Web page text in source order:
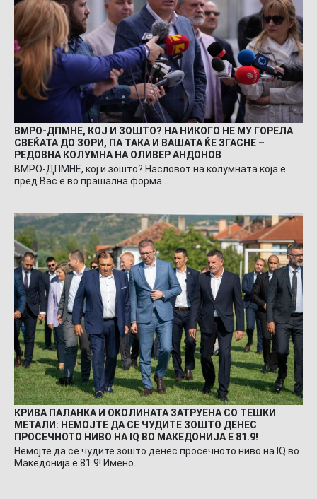
ВМРО-ДПМНЕ, КОЈ И ЗОШТО? НА НИКОГО НЕ МУ ГОРЕЛА
СВЕЌАТА ДО ЗОРИ, ПА ТАКА И ВАШАТА ЌЕ ЗГАСНЕ –
РЕДОВНА КОЛУМНА НА ОЛИВЕР АНДОНОВ
ВМРО-ДПМНЕ, кој и зошто? Насловот на колумната која е
пред Вас е во прашална форма…
КРИВА ПАЛАНКА И ОКОЛИНАТА ЗАТРУЕНА СО ТЕШКИ
МЕТАЛИ: НЕМОЈТЕ ДА СЕ ЧУДИТЕ ЗОШТО ДЕНЕС
ПРОСЕЧНОТО НИВО НА IQ ВО МАКЕДОНИЈА Е 81.9!
Немојте да се чудите зошто денес просечното ниво на IQ во
Македонија е 81.9! Имено…